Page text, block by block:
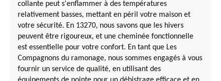
collante peut s'enflammer à des températures
relativement basses, mettant en péril votre maison et
votre sécurité. En 13270, nous savons que les hivers
peuvent être rigoureux, et une cheminée fonctionnelle
est essentielle pour votre confort. En tant que Les
Compagnons du ramonage, nous sommes engagés à vous
fournir un service de qualité, en utilisant des